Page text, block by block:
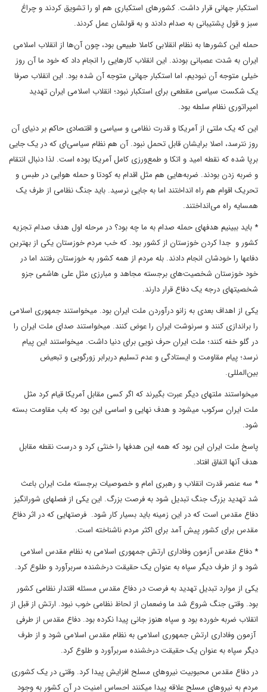
استکبار جهانی قرار داشت. کشورهای استکباری هم او را تشویق کردند و چراغ
سبز و قول پشتیبانی به صدام دادند و به قولشان عمل کردند.
حمله این کشورها به نظام انقلابی کاملا طبیعی بود، چون آن‌ها از انقلاب اسلامی
ایران به شدت عصبانی بودند. این انقلاب کارهایی را انجام داد که خود ما آن روز
خیلی متوجه آن نبودیم، اما استکبار جهانی متوجه آن شده بود. این انقلاب صرفا
یک شکست سیاسی مقطعی برای استکبار نبود؛ انقلاب اسلامی ایران تهدید
امپراتوری نظام سلطه بود.
این که یک ملتی از آمریکا و قدرت نظامی و سیاسی و اقتصادی حاکم بر دنیای آن
روز نترسد،‌ اصلا برایشان قابل تحمل نبود. آن هم نظام سیاسی‌ای که در یک جایی
برپا شده که نقطه امید و اتکا و طمع‌ورزی کامل آمریکا بوده است. لذا دنبال انتقام
و ضربه زدن بودند. ضربه‌هایی هم مثل اقدام به کودتا و حمله هوایی در طبس و
تحریک اقوام هم راه انداختند اما به جایی نرسید. باید جنگ نظامی از طرف یک
همسایه راه می‌انداختند.
* باید ببینیم هدفهای حمله صدام به ما چه بود؟ در مرحله اول هدف صدام تجزیه
کشور و جدا کردن خوزستان از کشور بود. که خب مردم خوزستان یکی از بهترین
دفاعها را خودشان انجام دادند. بله مردم از همه کشور به خوزستان رفتند اما در
خود خوزستان شخصیت‌های برجسته مجاهد و مبارزی مثل علی هاشمی جزو
شخصیتهای درجه یک دفاع قرار دارند.
یکی از اهداف بعدی به زانو درآوردن ملت ایران بود. میخواستند جمهوری اسلامی
را براندازی کنند و سرنوشت ایران را عوض کنند. میخواستند صدای ملت ایران را
در گلو خفه کنند؛ ملت ایران حرف نویی برای دنیا داشت. میخواستند این پیام
نرسد؛ پیام مقاومت و ایستادگی و عدم تسلیم دربرابر زورگویی و تبعیض
بین‌المللی.
میخواستند ملتهای دیگر عبرت بگیرند که اگر کسی مقابل آمریکا قیام کرد مثل
ملت ایران سرکوب میشود و هدف نهایی و اساسی این بود که باب مقاومت بسته
شود.
پاسخ ملت ایران این بود که همه این هدفها را خنثی کرد و درست نقطه مقابل
هدف آنها اتفاق افتاد.
* سه عنصر قدرت انقلاب و رهبری امام و خصوصیات برجسته ملت ایران باعث
شد تهدید بزرگ جنگ تبدیل شود به فرصت بزرگ. این یکی از فصلهای شورانگیز
دفاع مقدس است که در این زمینه باید بسیار کار شود. فرصتهایی که در اثر دفاع
مقدس برای کشور پیش آمد برای اکثر مردم ناشناخته است.
* دفاع مقدس آزمون وفاداری ارتش جمهوری اسلامی به نظام مقدس اسلامی
شود و از طرف دیگر سپاه به عنوان یک حقیقت درخشنده سربرآورد و طلوع کرد.
یکی از موارد تبدیل تهدید به فرصت در دفاع مقدس مسئله اقتدار نظامی کشور
بود. وقتی جنگ شروع شد ما وضعمان از لحاظ نظامی خوب نبود. ارتش از قبل از
انقلاب ضربه خورده بود و سپاه هنوز جانی پیدا نکرده بود. دفاع مقدس از طرفی
آزمون وفاداری ارتش جمهوری اسلامی به نظام مقدس اسلامی شود و از طرف
دیگر سپاه به عنوان یک حقیقت درخشنده سربرآورد و طلوع کرد.
در دفاع مقدس محبوبیت نیروهای مسلح افزایش پیدا کرد. وقتی در یک کشوری
مردم به نیروهای مسلح علاقه پیدا میکنند احساس امنیت در آن کشور به وجود